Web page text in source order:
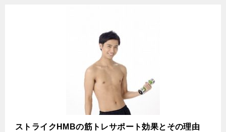
ストライクHMBの筋トレサポート効果とその理由